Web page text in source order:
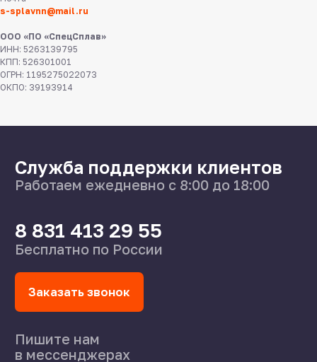
s-splavnn@mail.ru
ООО «ПО «СпецСплав»
ИНН: 5263139795
КПП: 526301001
ОГРН: 1195275022073
ОКПО: 39193914
Нижний Новгород,
s-splavnn@mail.ru
Политика конфиденциальности
Калькуляторы
Каталог
О нас